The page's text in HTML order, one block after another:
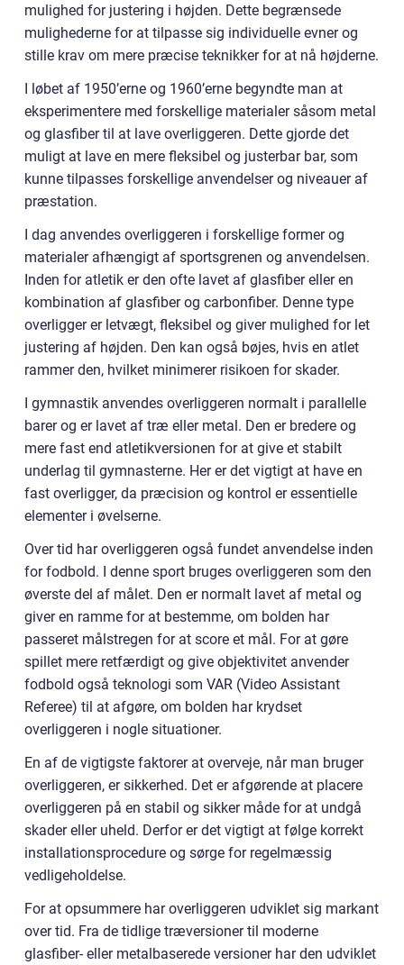
mulighed for justering i højden. Dette begrænsede
mulighederne for at tilpasse sig individuelle evner og
stille krav om mere præcise teknikker for at nå højderne.
I løbet af 1950’erne og 1960’erne begyndte man at
eksperimentere med forskellige materialer såsom metal
og glasfiber til at lave overliggeren. Dette gjorde det
muligt at lave en mere fleksibel og justerbar bar, som
kunne tilpasses forskellige anvendelser og niveauer af
præstation.
I dag anvendes overliggeren i forskellige former og
materialer afhængigt af sportsgrenen og anvendelsen.
Inden for atletik er den ofte lavet af glasfiber eller en
kombination af glasfiber og carbonfiber. Denne type
overligger er letvægt, fleksibel og giver mulighed for let
justering af højden. Den kan også bøjes, hvis en atlet
rammer den, hvilket minimerer risikoen for skader.
I gymnastik anvendes overliggeren normalt i parallelle
barer og er lavet af træ eller metal. Den er bredere og
mere fast end atletikversionen for at give et stabilt
underlag til gymnasterne. Her er det vigtigt at have en
fast overligger, da præcision og kontrol er essentielle
elementer i øvelserne.
Over tid har overliggeren også fundet anvendelse inden
for fodbold. I denne sport bruges overliggeren som den
øverste del af målet. Den er normalt lavet af metal og
giver en ramme for at bestemme, om bolden har
passeret målstregen for at score et mål. For at gøre
spillet mere retfærdigt og give objektivitet anvender
fodbold også teknologi som VAR (Video Assistant
Referee) til at afgøre, om bolden har krydset
overliggeren i nogle situationer.
En af de vigtigste faktorer at overveje, når man bruger
overliggeren, er sikkerhed. Det er afgørende at placere
overliggeren på en stabil og sikker måde for at undgå
skader eller uheld. Derfor er det vigtigt at følge korrekt
installationsprocedure og sørge for regelmæssig
vedligeholdelse.
For at opsummere har overliggeren udviklet sig markant
over tid. Fra de tidlige træversioner til moderne
glasfiber- eller metalbaserede versioner har den udviklet